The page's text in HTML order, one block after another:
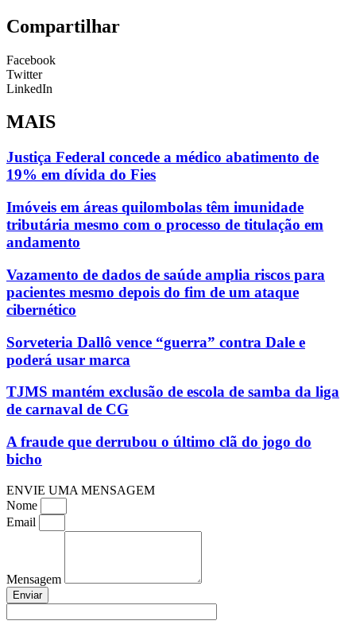
Compartilhar
Facebook
Twitter
LinkedIn
MAIS
Justiça Federal concede a médico abatimento de
19% em dívida do Fies
Imóveis em áreas quilombolas têm imunidade
tributária mesmo com o processo de titulação em
andamento
Vazamento de dados de saúde amplia riscos para
pacientes mesmo depois do fim de um ataque
cibernético
Sorveteria Dallô vence “guerra” contra Dale e
poderá usar marca
TJMS mantém exclusão de escola de samba da liga
de carnaval de CG
A fraude que derrubou o último clã do jogo do
bicho
ENVIE UMA MENSAGEM
Nome
Email
Mensagem
Enviar